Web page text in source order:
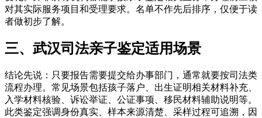
对其实际服务项目和受理要求。名单不作先后排序，仅便于读
者做初步了解。
三、武汉司法亲子鉴定适用场景
结论先说：只要报告需要提交给办事部门，通常就要按司法类
流程办理。常见场景包括孩子落户、出生证明相关材料补充、
入学材料核验、诉讼举证、公证事项、移民材料辅助说明等。
此类鉴定强调身份真实、样本来源清楚、采样过程可追溯，因